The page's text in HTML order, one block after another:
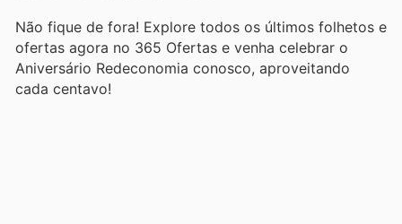
Não fique de fora! Explore todos os últimos folhetos e
ofertas agora no 365 Ofertas e venha celebrar o
Aniversário Redeconomia conosco, aproveitando
cada centavo!